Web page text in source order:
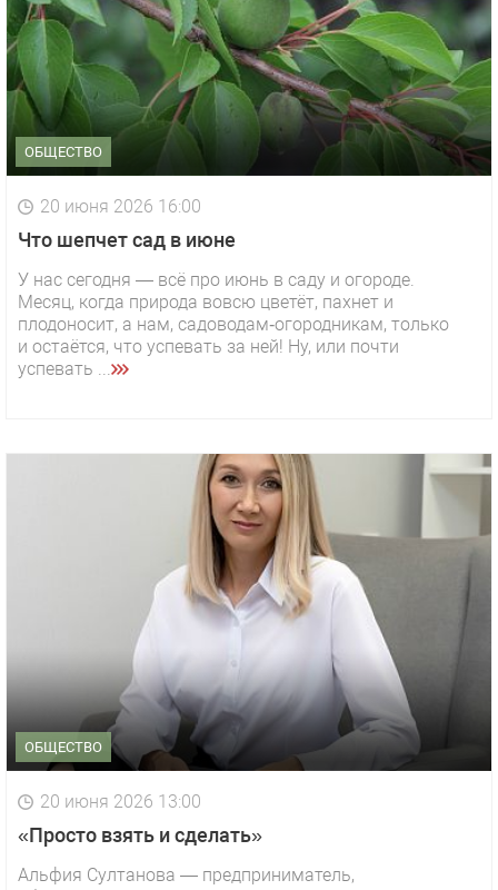
ОБЩЕСТВО
20 июня 2026 16:00
Что шепчет сад в июне
У нас сегодня — всё про июнь в саду и огороде.
Месяц, когда природа вовсю цветёт, пахнет и
плодоносит, а нам, садоводам‑огородникам, только
и остаётся, что успевать за ней! Ну, или почти
успевать ...
ОБЩЕСТВО
20 июня 2026 13:00
«Просто взять и сделать»
Альфия Султанова — предприниматель,